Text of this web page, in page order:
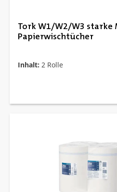
Tork W1/W2/W3 starke
Papierwischtücher
Inhalt: 2 Rolle